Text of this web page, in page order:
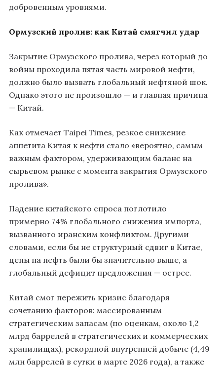
добровенным уровнями.
Ормузский пролив: как Китай смягчил удар
Закрытие Ормузского пролива, через который до
войны проходила пятая часть мировой нефти,
должно было вызвать глобальный нефтяной шок.
Однако этого не произошло — и главная причина
— Китай.
Как отмечает Taipei Times, резкое снижение
аппетита Китая к нефти стало «вероятно, самым
важным фактором, удерживающим баланс на
сырьевом рынке с момента закрытия Ормузского
пролива».
Падение китайского спроса поглотило
примерно 74% глобального снижения импорта,
вызванного иранским конфликтом. Другими
словами, если бы не структурный сдвиг в Китае,
цены на нефть были бы значительно выше, а
глобальный дефицит предложения — острее.
Китай смог пережить кризис благодаря
сочетанию факторов: массированным
стратегическим запасам (по оценкам, около 1,2
млрд баррелей в стратегических и коммерческих
хранилищах), рекордной внутренней добыче (4,49
млн баррелей в сутки в марте 2026 года), а также